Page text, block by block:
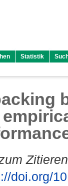
Statistik
doi.org/